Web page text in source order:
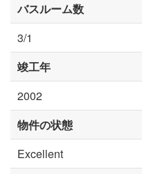
バスルーム数
3/1
竣工年
2002
物件の状態
Excellent